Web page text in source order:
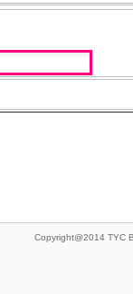
Copyright@2014 TYC